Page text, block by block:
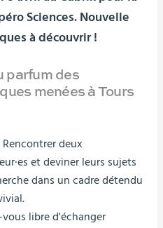
Sciences. Nouvelle
à découvrir !
parfum des
menées à Tours
Rencontrer deux
et deviner leurs sujets
dans un cadre détendu
vous libre d'échanger